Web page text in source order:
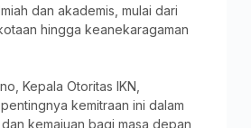
dan akademis, mulai dari
hingga keanekaragaman
Kepala Otoritas IKN,
kemitraan ini dalam
kemajuan bagi masa depan